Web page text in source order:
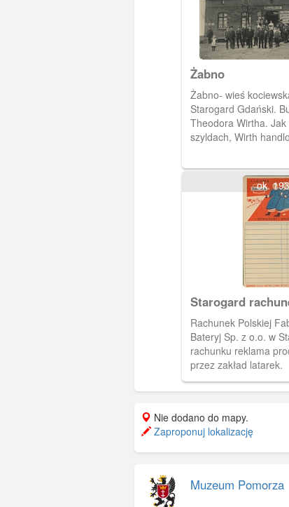
Żabno
Żabno- wieś
Starogard Gdański.
Theodora Wirtha. Jak
szyldach, Wirth
skład towarów
ok.
Starogard
Rachunek Polskiej
Bateryj Sp. z o.o. w
rachunku reklama
przez zakład latarek.
Nie dodano do mapy.
Zaproponuj lokalizację
Muzeum Pomorza